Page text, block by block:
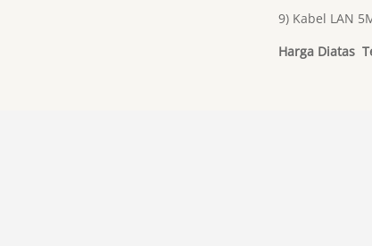
9) Kabel LAN
Harga Diatas